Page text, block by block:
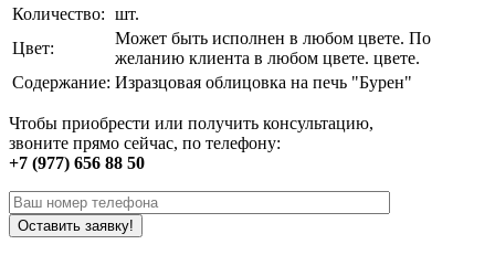
Количество: шт.
Цвет:
Может быть исполнен в любом цвете. По
желанию клиента в любом цвете. цвете.
Содержание: Изразцовая облицовка на печь "Бурен"
Чтобы приобрести или получить консультацию,
звоните прямо сейчас, по телефону:
+7 (977) 656 88 50